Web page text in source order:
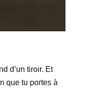
d’un tiroir. Et
que tu portes à